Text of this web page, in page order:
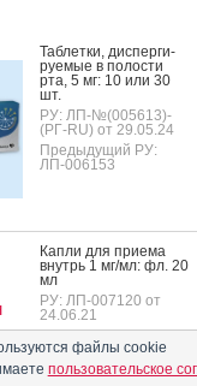
Таб­летки, дис­перги­
ру­емые в по­лос­ти
рта, 5 мг: 10 или 30
шт.
РУ: ЛП-№(005613)-
(РГ-RU) от 29.05.24
Предыдущий РУ:
ЛП-006153
Кап­ли для при­ема
внутрь 1 мг/мл: фл. 20
мл
РУ: ЛП-007120 от
24.06.21
Дата
переоформления:
16.11.22
файлы cookie
пользовательское